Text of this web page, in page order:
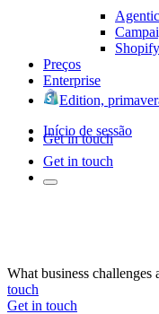
Preços
Enterprise
Edition,
Início de sessão
Get in touch
Get in touch
What business
touch
Get in touch